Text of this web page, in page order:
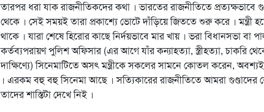
তারপর ধরা যাক রাজনীতিকদের কথা । ভারতের রাজনীতিতে প্রত্যক্ষভাবে
থেকে । সেই সময়ই তারা প্রকাশ্যে ভোটে দাঁড়িয়ে জিততে শুরু করে । মন্ত্রী
থাকে । যারা শেষে হিরোর কাছে নির্দয়ভাবে মার খায় । ভরা বিধানসভা বা
কর্তব্যপরায়ণ পুলিশ অফিসার (এর আগে যাঁর কন্যাহত্যা, স্ত্রীহত্যা, চাকরি
দাক্ষিণ্যে) সিনেমাটিতে অসৎ মন্ত্রীকে সকলের সামনে কোতল করেন,
। এরকম বহু বহু সিনেমা আছে । সত্যিকারের রাজনীতিতে আমরা গুণ্ডাদের
তাদের শাস্তিটা দেখে নিই ।